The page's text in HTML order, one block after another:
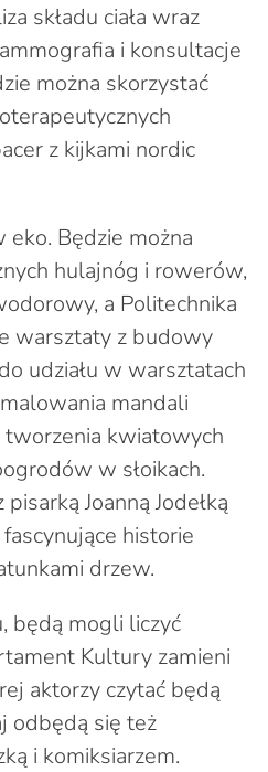
składu ciała wraz
i konsultacje
można skorzystać
z kijkami nordic
Będzie można
hulajnóg i rowerów,
a Politechnika
warsztaty z budowy
udziału w warsztatach
mandali
kwiatowych
w słoikach.
Joanną Jodełką
historie
drzew.
będą mogli liczyć
Kultury zamieni
aktorzy czytać będą
odbędą się też
i komiksiarzem.